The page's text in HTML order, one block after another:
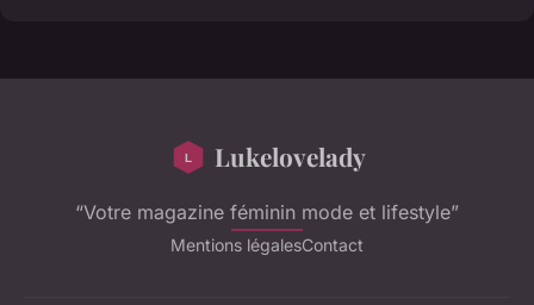
Lukelovelady
“Votre magazine féminin mode et lifestyle”
Mentions légalesContact